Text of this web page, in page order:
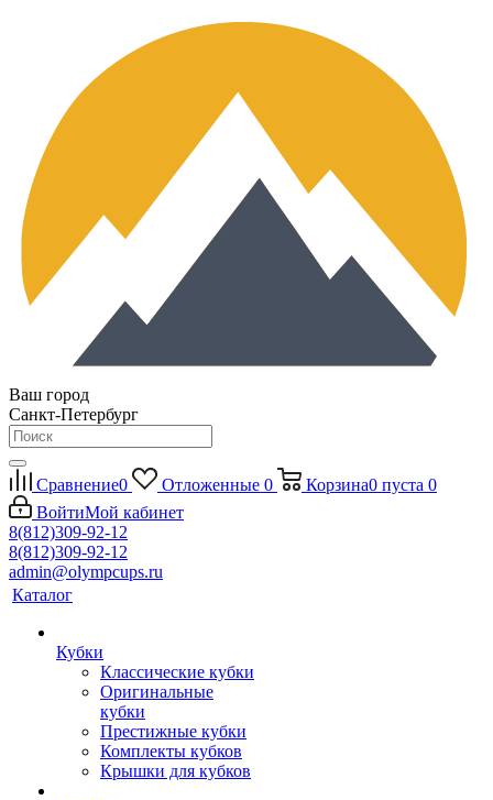
Ваш город
Санкт-Петербург
Сравнение0 Отложенные 0 Корзина0 пуста 0
ВойтиМой кабинет
8(812)309-92-12
8(812)309-92-12
admin@olympcups.ru
Каталог
Кубки
Классические кубки
Оригинальные
кубки
Престижные кубки
Комплекты кубков
Крышки для кубков